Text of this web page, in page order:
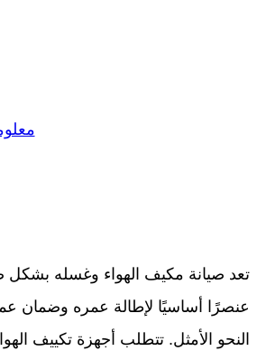
تعد صيانة مكيف الهواء وغسله
عنصرًا أساسيًا لإطالة عمره وضمان
النحو الأمثل. تتطلب أجهزة تكييف